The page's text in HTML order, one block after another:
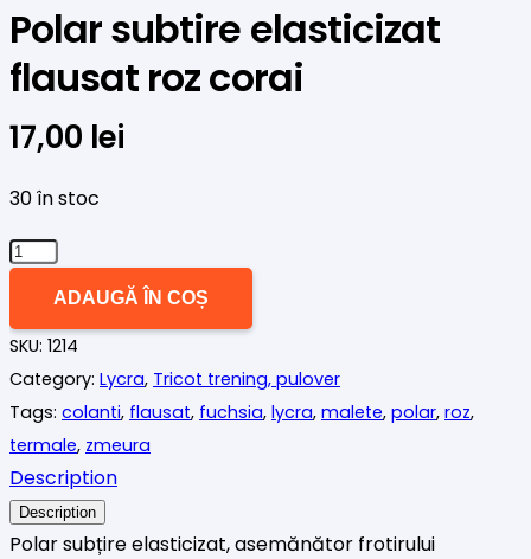
Polar subtire elasticizat
flausat roz corai
17,00 lei
30 în stoc
Cantitate
elasticizat
flausat
roz
corai
ADAUGĂ ÎN COȘ
SKU: 1214
Category: Lycra, Tricot trening, pulover
Tags: colanti, flausat, fuchsia, lycra, malete, polar, roz,
termale, zmeura
Description
Description
Polar subțire elasticizat, asemănător frotirului